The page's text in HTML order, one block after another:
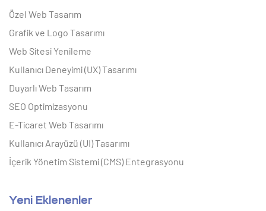
Özel Web Tasarım
Grafik ve Logo Tasarımı
Web Sitesi Yenileme
Kullanıcı Deneyimi (UX) Tasarımı
Duyarlı Web Tasarım
SEO Optimizasyonu
E-Ticaret Web Tasarımı
Kullanıcı Arayüzü (UI) Tasarımı
İçerik Yönetim Sistemi (CMS) Entegrasyonu
Yeni Eklenenler